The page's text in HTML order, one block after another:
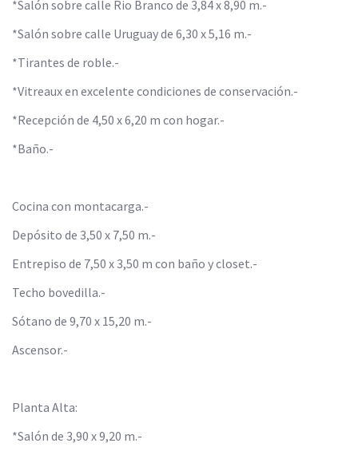
*Salón sobre calle Rio Branco de 3,84 x 8,90 m.-
*Salón sobre calle Uruguay de 6,30 x 5,16 m.-
*Tirantes de roble.-
*Vitreaux en excelente condiciones de conservación.-
*Recepción de 4,50 x 6,20 m con hogar.-
*Baño.-
Cocina con montacarga.-
Depósito de 3,50 x 7,50 m.-
Entrepiso de 7,50 x 3,50 m con baño y closet.-
Techo bovedilla.-
Sótano de 9,70 x 15,20 m.-
Ascensor.-
Planta Alta:
*Salón de 3,90 x 9,20 m.-